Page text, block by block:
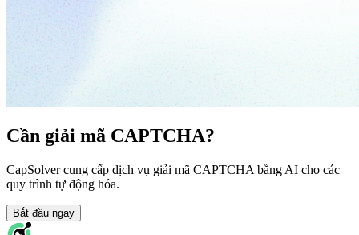
Cần giải mã CAPTCHA?
CapSolver cung cấp dịch vụ giải mã CAPTCHA bằng AI cho các
quy trình tự động hóa.
Bắt đầu ngay